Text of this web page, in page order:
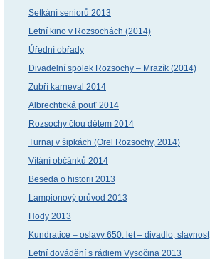
Setkání seniorů 2013
Letní kino v Rozsochách (2014)
Úřední obřady
Divadelní spolek Rozsochy – Mrazík (2014)
Zubří karneval 2014
Albrechtická pouť 2014
Rozsochy čtou dětem 2014
Turnaj v šipkách (Orel Rozsochy, 2014)
Vítání občánků 2014
Beseda o historii 2013
Lampionový průvod 2013
Hody 2013
Kundratice – oslavy 650. let – divadlo, slavnost
Letní dovádění s rádiem Vysočina 2013